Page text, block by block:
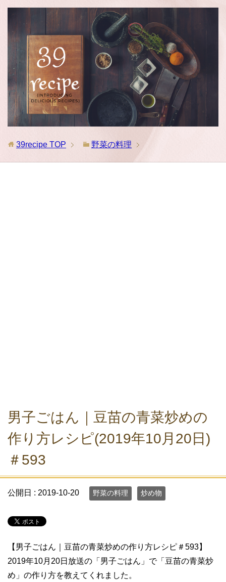
39recipe TOP 野菜の料理
男子ごはん｜豆苗の青菜炒めの
作り方レシピ(2019年10月20日)
＃593
公開日 : 2019-10-20 野菜の料理 炒め物
【男子ごはん｜豆苗の青菜炒めの作り方レシピ＃593】
2019年10月20日放送の「男子ごはん」で「豆苗の青菜炒
め」の作り方を教えてくれました。